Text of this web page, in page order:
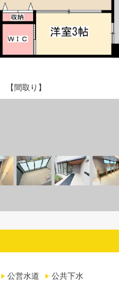
【間取り】
公営水道
公共下水